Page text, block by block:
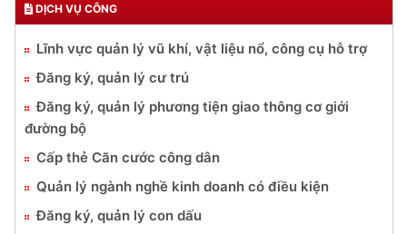
DỊCH VỤ CÔNG
Lĩnh vực quản lý vũ khí, vật liệu nổ, công cụ hỗ trợ
Đăng ký, quản lý cư trú
Đăng ký, quản lý phương tiện giao thông cơ giới
đường bộ
Cấp thẻ Căn cước công dân
Quản lý ngành nghề kinh doanh có điều kiện
Đăng ký, quản lý con dấu